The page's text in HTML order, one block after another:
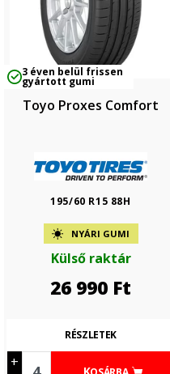
3 éven belül frissen
gyártott gumi
Toyo Proxes Comfort
195/60 R15 88H
NYÁRI GUMI
Külső raktár
26 990 Ft
+
RÉSZLETEK